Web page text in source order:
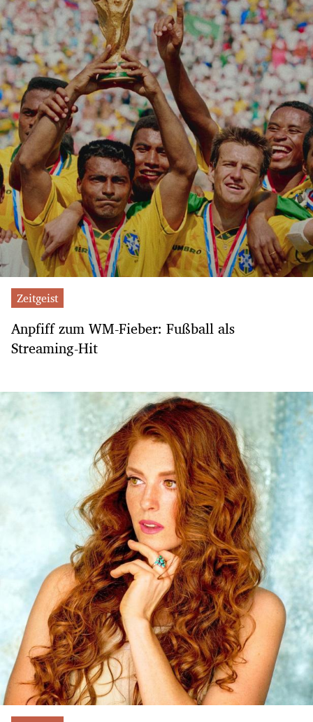
Zeitgeist
Anpfiff zum WM-Fieber: Fußball als
Streaming-Hit